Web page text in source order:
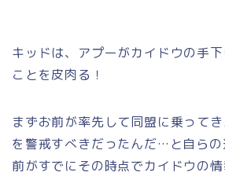
キッドは、アプーがカイドウの手
ことを皮肉る！
まずお前が率先して同盟に乗って
を警戒すべきだったんだ…と自ら
前がすでにその時点でカイドウの